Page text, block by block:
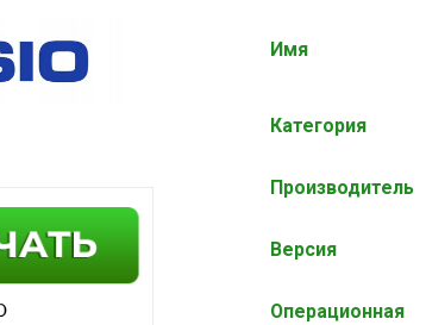
Имя
Категория
Производитель
Версия
Операционная